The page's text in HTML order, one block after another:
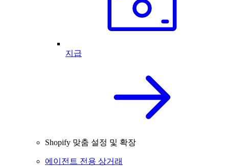
지급
Shopify 맞춤 설정 및 확장
에이전트 전용 상거래